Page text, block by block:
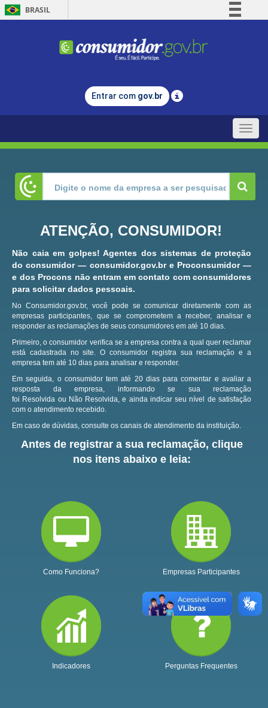
BRASIL
Comunica BR
Legislação
Entrar com gov.br
Toggle
ATENÇÃO, CONSUMIDOR!
Não caia em golpes! Agentes dos sistemas de proteção
do consumidor — consumidor.gov.br e Proconsumidor —
e dos Procons não entram em contato com consumidores
para solicitar dados pessoais.
No Consumidor.gov.br, você pode se comunicar diretamente com as
empresas participantes, que se comprometem a receber, analisar e
responder as reclamações de seus consumidores em até 10 dias.
Primeiro, o consumidor verifica se a empresa contra a qual quer reclamar
está cadastrada no site.O consumidor registra sua reclamação e a
empresa tem até 10 dias para analisar e responder.
Em seguida, o consumidor tem até 20 dias para comentar e avaliar a
resposta da empresa, informando se sua reclamação
foi Resolvida ou Não Resolvida, e ainda indicar seu nível de satisfação
com o atendimento recebido.
Em caso de dúvidas, consulte os canais de atendimento da instituição.
Antes de registrar a sua reclamação, clique
nos itens abaixo e leia:
Como Funciona? Empresas Participantes
Indicadores Perguntas Frequentes